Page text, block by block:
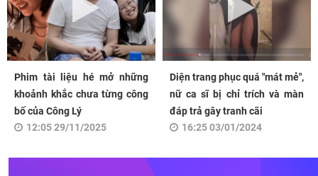
Phim tài liệu hé mở những
khoảnh khắc chưa từng công
bố của Công Lý
12:05 29/11/2025
Diện trang phục quá "mát mẻ",
nữ ca sĩ bị chỉ trích và màn
đáp trả gây tranh cãi
16:25 03/01/2024